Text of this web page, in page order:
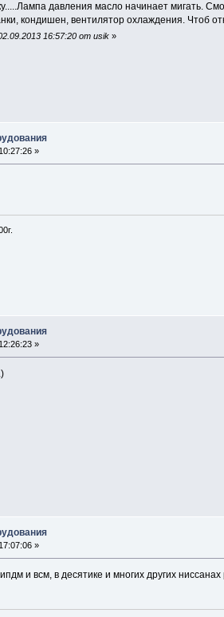
давления масло начинает мигать.
кондишен, вентилятор охлаждения. Чтоб
16:57:20 от usik»
»
»
»
и всм, в десятике и многих других